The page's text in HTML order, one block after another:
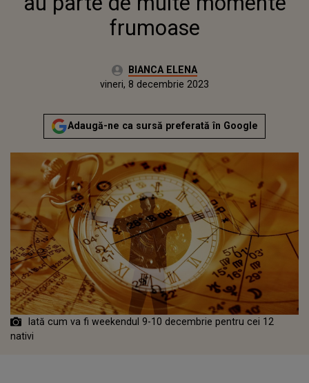
frumoase
Autor:BIANCA ELENA
vineri, 8 decembrie 2023Actualizat:
vineri, 8 decembrie 2023
Adaugă-ne ca sursă preferată în Google
Iată cum va fi weekendul 9-10 decembrie pentru cei 12
nativi